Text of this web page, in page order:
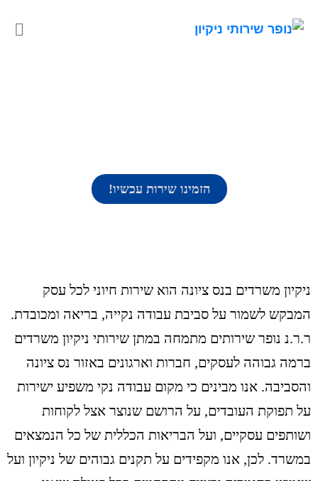
הזמינו שירות עכשיו!
ניקיון משרדים בנס ציונה הוא שירות חיוני לכל עסק
המבקש לשמור על סביבת עבודה נקייה, בריאה ומכובדת.
ר.ר.נ נופר שירותים מתמחה במתן שירותי ניקיון משרדים
ברמה גבוהה לעסקים, חברות וארגונים באזור נס ציונה
והסביבה. אנו מבינים כי מקום עבודה נקי משפיע ישירות
על תפוקת העובדים, על הרושם שנוצר אצל לקוחות
ושותפים עסקיים, ועל הבריאות הכללית של כל הנמצאים
במשרד. לכן, אנו מקפידים על תקנים גבוהים של ניקיון ועל